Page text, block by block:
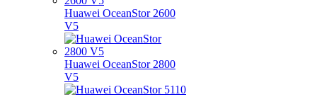
Huawei OceanStor 2600
V5
Huawei OceanStor 2800
V5